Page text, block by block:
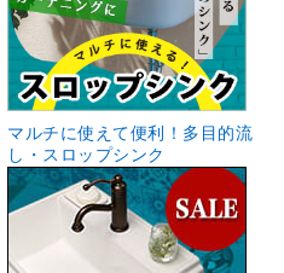
マルチに使えて便利！多目的流
し・スロップシンク